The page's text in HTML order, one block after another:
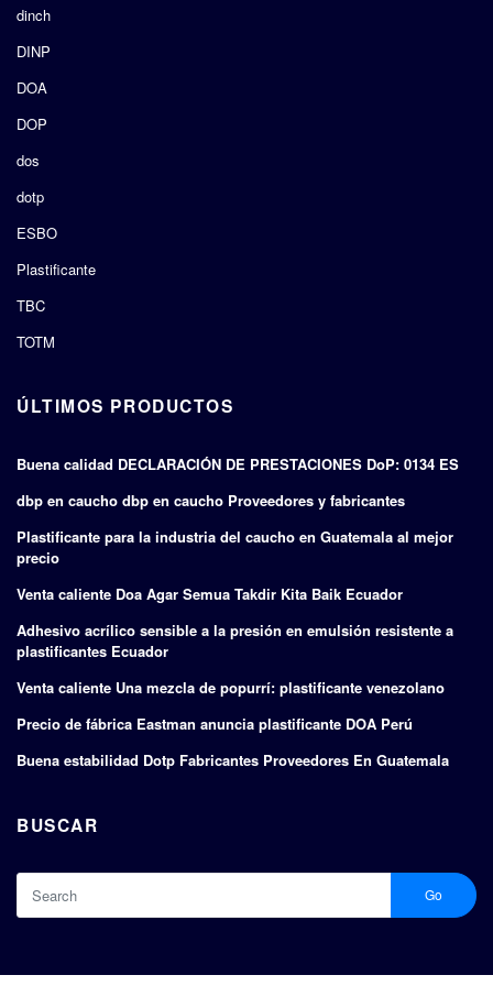
dinch
DINP
DOA
DOP
dos
dotp
ESBO
Plastificante
TBC
TOTM
ÚLTIMOS PRODUCTOS
Buena calidad DECLARACIÓN DE PRESTACIONES DoP: 0134 ES
dbp en caucho dbp en caucho Proveedores y fabricantes
Plastificante para la industria del caucho en Guatemala al mejor
precio
Venta caliente Doa Agar Semua Takdir Kita Baik Ecuador
Adhesivo acrílico sensible a la presión en emulsión resistente a
plastificantes Ecuador
Venta caliente Una mezcla de popurrí: plastificante venezolano
Precio de fábrica Eastman anuncia plastificante DOA Perú
Buena estabilidad Dotp Fabricantes Proveedores En Guatemala
BUSCAR
Go